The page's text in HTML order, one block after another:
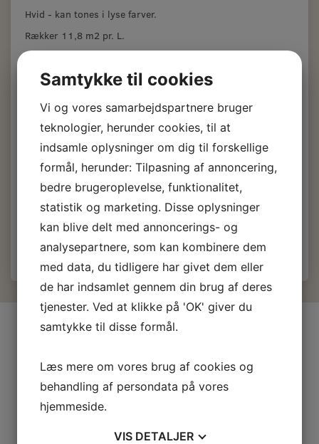
Hvid - kan tones i lyse farver.
Rækker 11,8 m2 pr. L.
Ikke fast lagervare. Leveringstid 2-5 dage.
Jotun Shipolin 1 ltr.
215,00 DKKm/Moms
172,00 DKKu/Moms)
Læg i kurv
INFORMATIONER
Kontakt os
Prof-Kunde
Fragt og levering
Samtykke til cookies
Vi og vores samarbejdspartnere bruger
teknologier, herunder cookies, til at
indsamle oplysninger om dig til forskellige
formål, herunder: Tilpasning af annoncering,
bedre brugeroplevelse, funktionalitet,
statistik og marketing. Disse oplysninger
kan blive delt med annoncerings- og
analysepartnere, som kan kombinere dem
med data, du tidligere har givet dem eller
de har indsamlet gennem din brug af deres
tjenester. Ved at klikke på 'OK' giver du
samtykke til disse formål.
Læs mere om vores brug af cookies og
behandling af persondata på vores
hjemmeside.
VIS DETALJER